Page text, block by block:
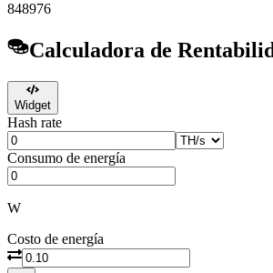
848976
Calculadora de
Widget
Hash rate
Consumo de energía
W
Costo de energía